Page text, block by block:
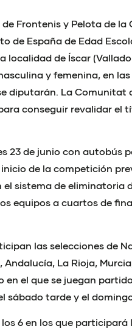
Frontenis y Pelota de
de España de Edad
localidad de Íscar
y femenina, en
diputarán. La Comunitat
conseguir revalidar el
23 de junio con autobús
de la competición
sistema de eliminatoria
equipos a cuartos de
las selecciones de
La Rioja,
en el que se juegan
sábado tarde y el
6 en los que participará